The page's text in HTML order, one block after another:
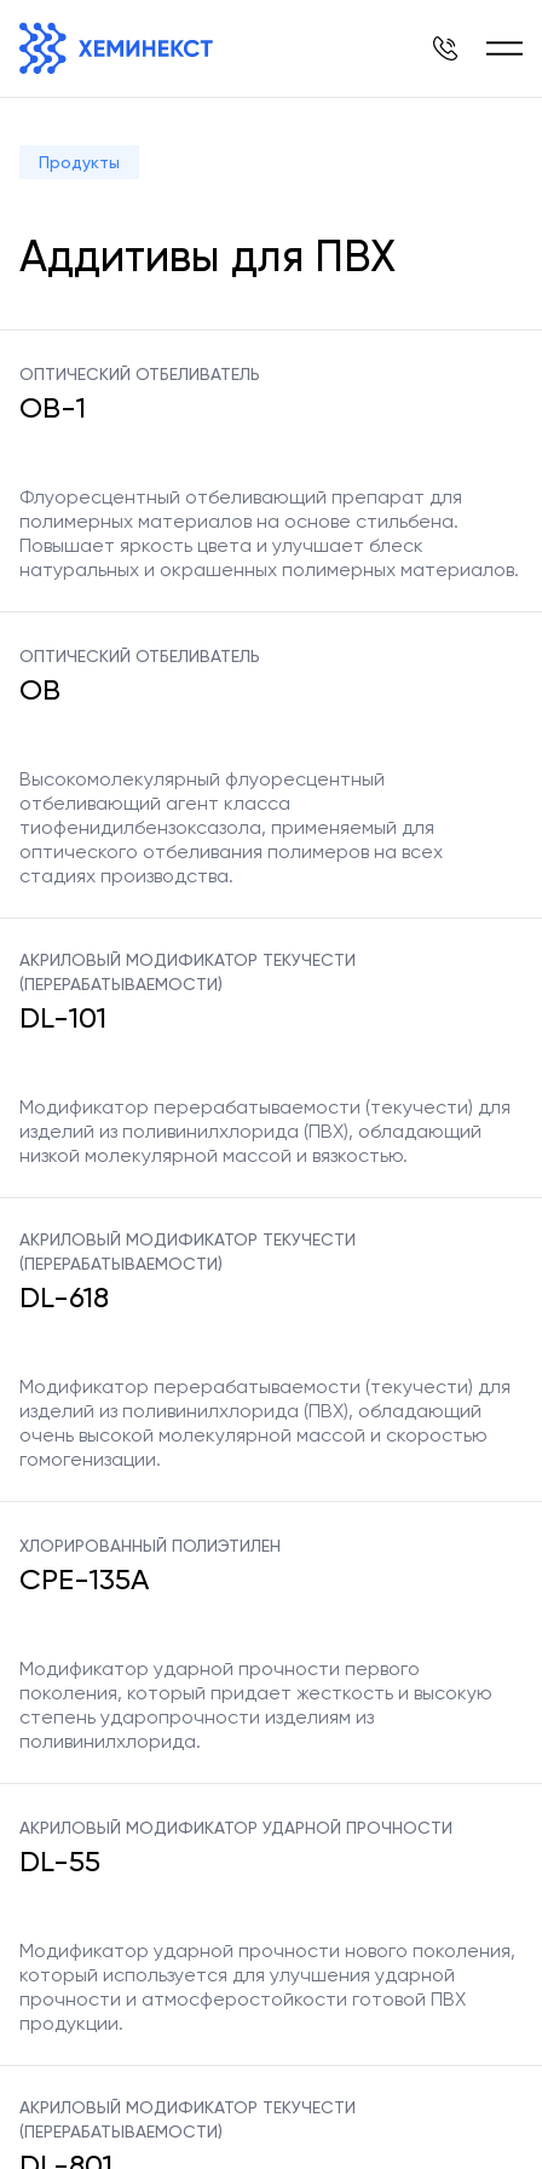
Продукты
Аддитивы для ПВХ
ОПТИЧЕСКИЙ ОТБЕЛИВАТЕЛЬ
ОВ-1
Флуоресцентный отбеливающий препарат для
полимерных материалов на основе стильбена.
Повышает яркость цвета и улучшает блеск
натуральных и окрашенных полимерных материалов.
ОПТИЧЕСКИЙ ОТБЕЛИВАТЕЛЬ
ОВ
Высокомолекулярный флуоресцентный
отбеливающий агент класса
тиофенидилбензоксазола, применяемый для
оптического отбеливания полимеров на всех
стадиях производства.
АКРИЛОВЫЙ МОДИФИКАТОР ТЕКУЧЕСТИ
(ПЕРЕРАБАТЫВАЕМОСТИ)
DL-101
Модификатор перерабатываемости (текучести) для
изделий из поливинилхлорида (ПВХ), обладающий
низкой молекулярной массой и вязкостью.
АКРИЛОВЫЙ МОДИФИКАТОР ТЕКУЧЕСТИ
(ПЕРЕРАБАТЫВАЕМОСТИ)
DL-618
Модификатор перерабатываемости (текучести) для
изделий из поливинилхлорида (ПВХ), обладающий
очень высокой молекулярной массой и скоростью
гомогенизации.
ХЛОРИРОВАННЫЙ ПОЛИЭТИЛЕН
CPE-135A
Модификатор ударной прочности первого
поколения, который придает жесткость и высокую
степень ударопрочности изделиям из
поливинилхлорида.
АКРИЛОВЫЙ МОДИФИКАТОР УДАРНОЙ ПРОЧНОСТИ
DL-55
Модификатор ударной прочности нового поколения,
который используется для улучшения ударной
прочности и атмосферостойкости готовой ПВХ
продукции.
АКРИЛОВЫЙ МОДИФИКАТОР ТЕКУЧЕСТИ
(ПЕРЕРАБАТЫВАЕМОСТИ)